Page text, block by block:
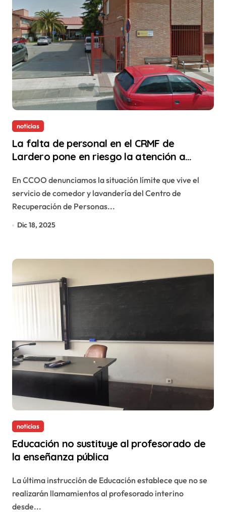
noticias
La falta de personal en el CRMF de
Lardero pone en riesgo la atención a
En CCOO denunciamos la situación límite que vive el
servicio de comedor y lavandería del Centro de
Recuperación de Personas...
Dic 18, 2025
noticias
Educación no sustituye al profesorado de
la enseñanza pública
La última instrucción de Educación establece que no se
realizarán llamamientos al profesorado interino
desde...